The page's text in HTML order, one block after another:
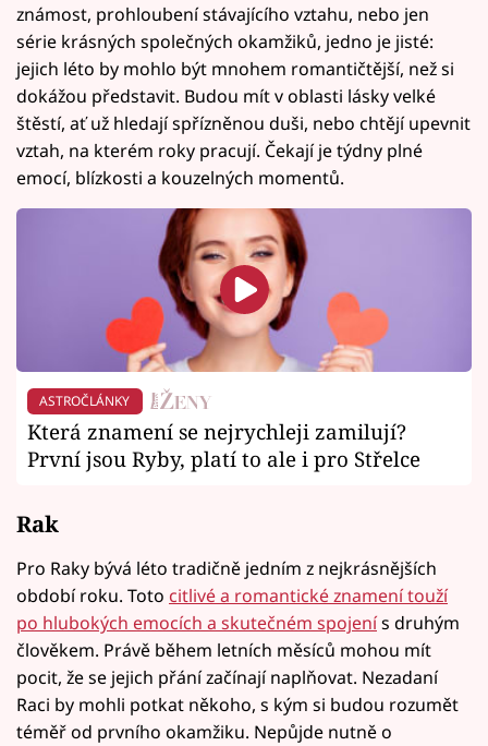
známost, prohloubení stávajícího vztahu, nebo jen
série krásných společných okamžiků, jedno je jisté:
jejich léto by mohlo být mnohem romantičtější, než si
dokážou představit. Budou mít v oblasti lásky velké
štěstí, ať už hledají spřízněnou duši, nebo chtějí upevnit
vztah, na kterém roky pracují. Čekají je týdny plné
emocí, blízkosti a kouzelných momentů.
ASTROČLÁNKY
Která znamení se nejrychleji zamilují?
První jsou Ryby, platí to ale i pro Střelce
Rak
Pro Raky bývá léto tradičně jedním z nejkrásnějších
období roku. Toto citlivé a romantické znamení touží
po hlubokých emocích a skutečném spojenís druhým
člověkem. Právě během letních měsíců mohou mít
pocit, že se jejich přání začínají naplňovat. Nezadaní
Raci by mohli potkat někoho, s kým si budou rozumět
téměř od prvního okamžiku. Nepůjde nutně o